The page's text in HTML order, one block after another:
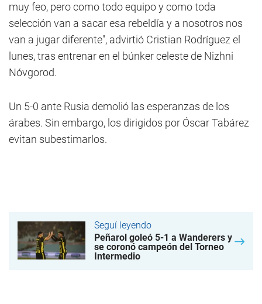
muy feo, pero como todo equipo y como toda
selección van a sacar esa rebeldía y a nosotros nos
van a jugar diferente", advirtió Cristian Rodríguez el
lunes, tras entrenar en el búnker celeste de Nizhni
Nóvgorod.
Un 5-0 ante Rusia demolió las esperanzas de los
árabes. Sin embargo, los dirigidos por Óscar Tabárez
evitan subestimarlos.
Seguí leyendo
Peñarol goleó 5-1 a Wanderers y
se coronó campeón del Torneo
Intermedio